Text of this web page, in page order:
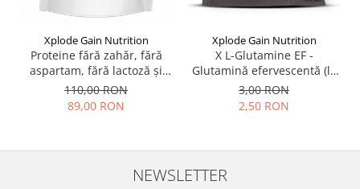
Xplode Gain Nutrition
Proteine fără zahăr, fără
aspartam, fără lactoză și
fără gluten - X Whey ZERO
110,00 RON
89,00 RON
Xplode Gain Nutrition
X L-Glutamine EF -
Glutamină efervescentă (la
plic)
3,00 RON
2,50 RON
NEWSLETTER